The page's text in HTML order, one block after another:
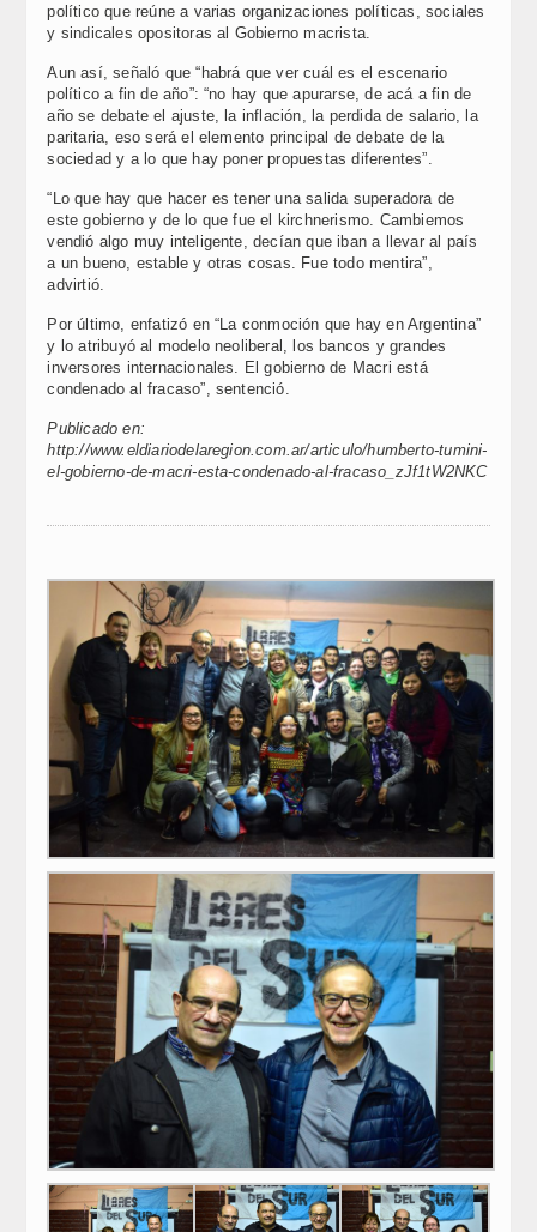
político que reúne a varias organizaciones políticas, sociales
y sindicales opositoras al Gobierno macrista.
Aun así, señaló que “habrá que ver cuál es el escenario
político a fin de año”: “no hay que apurarse, de acá a fin de
año se debate el ajuste, la inflación, la perdida de salario, la
paritaria, eso será el elemento principal de debate de la
sociedad y a lo que hay poner propuestas diferentes”.
“Lo que hay que hacer es tener una salida superadora de
este gobierno y de lo que fue el kirchnerismo. Cambiemos
vendió algo muy inteligente, decían que iban a llevar al país
a un bueno, estable y otras cosas. Fue todo mentira”,
advirtió.
Por último, enfatizó en “La conmoción que hay en Argentina”
y lo atribuyó al modelo neoliberal, los bancos y grandes
inversores internacionales. El gobierno de Macri está
condenado al fracaso”, sentenció.
Publicado en:
http://www.eldiariodelaregion.com.ar/articulo/humberto-tumini-
el-gobierno-de-macri-esta-condenado-al-fracaso_zJf1tW2NKC